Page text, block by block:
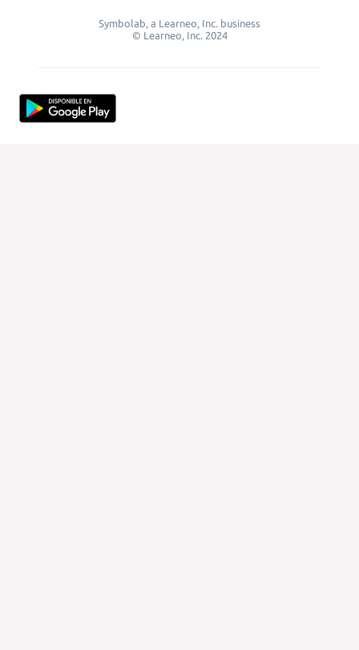
Symbolab, a Learneo, Inc. business
© Learneo, Inc. 2024